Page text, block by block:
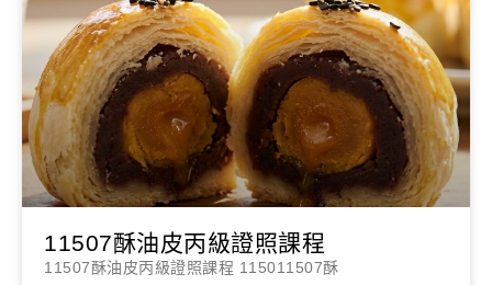
11507酥油皮丙級證照課程
11507酥油皮丙級證照課程 115011507酥